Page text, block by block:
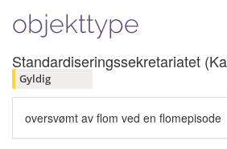
objekttype
Standardiseringssekretariatet
Gyldig
oversvømt av flom ved en flomepisode